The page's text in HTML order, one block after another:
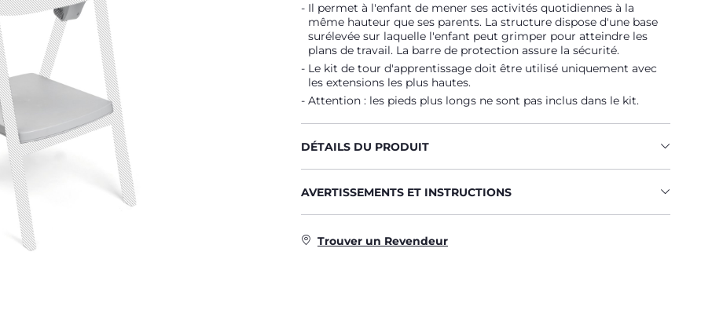
Il permet à l'enfant de mener ses activités quotidiennes à la
même hauteur que ses parents. La structure dispose d'une base
surélevée sur laquelle l'enfant peut grimper pour atteindre les
plans de travail. La barre de protection assure la sécurité.
Le kit de tour d'apprentissage doit être utilisé uniquement avec
les extensions les plus hautes.
Attention : les pieds plus longs ne sont pas inclus dans le kit.
DÉTAILS DU PRODUIT
AVERTISSEMENTS ET INSTRUCTIONS
Trouver un Revendeur